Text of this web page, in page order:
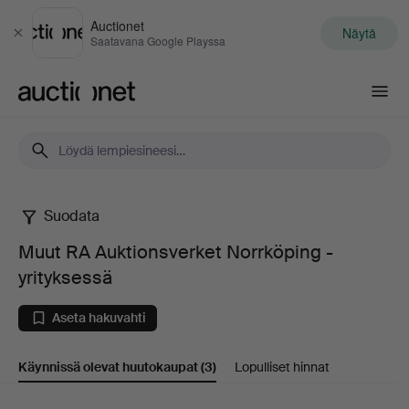
Sulje
Auctionet
Saatavana Google Playssa Näytä
Muut
RA
Auktionsverket
Norrköping
Suodata
Muut RA Auktionsverket Norrköping -
yrityksessä
Aseta hakuvahti
Käynnissä olevat huutokaupat(3) Lopulliset hinnat